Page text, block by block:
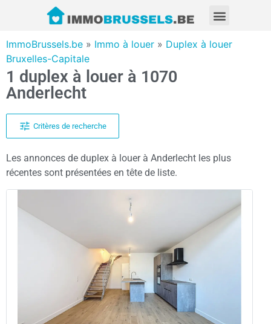
ImmoBrussels.be » Immo à louer » Duplex à louer
Bruxelles-Capitale
1 duplex à louer à 1070
Anderlecht
Critères de recherche
Les annonces de duplex à louer à Anderlecht les plus
récentes sont présentées en tête de liste.